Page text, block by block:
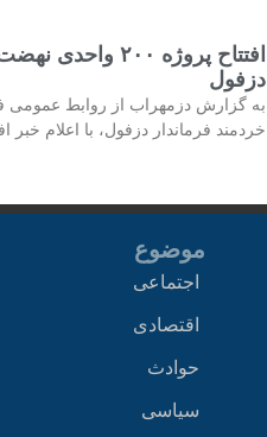
افتتاح پروژه
دزفول
به گزارش دزمهراب از روابط عمومی
خردمند فرماندار دزفول، با اعلام خبر افتتاح
موضوع
اجتماعی
اقتصادی
حوادث
سیاسی